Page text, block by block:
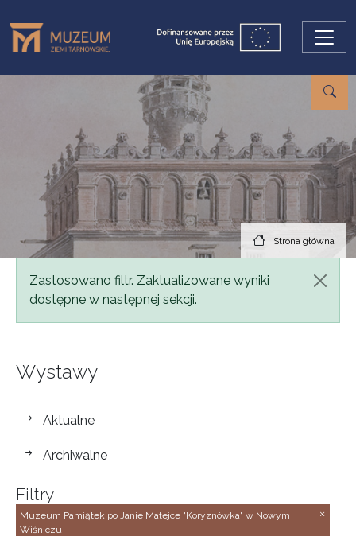
Strona główna
Komunikat
Zastosowano filtr. Zaktualizowane wyniki
dostępne w następnej sekcji.
Wystawy
wystawy
Aktualne
Archiwalne
Filtry
Muzeum Pamiątek po Janie Matejce "Koryznówka" w Nowym
Wiśniczu